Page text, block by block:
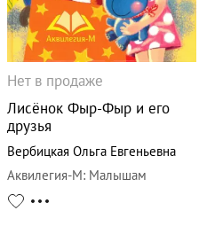
Нет в продаже
Лисёнок Фыр-Фыр и его
друзья
Вербицкая Ольга Евгеньевна
Аквилегия-М: Малышам